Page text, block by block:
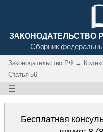
ЗАКОНОДАТЕЛЬСТВО
Сборник
Законодательство РФ →
Статья 56
☰
Бесплатная